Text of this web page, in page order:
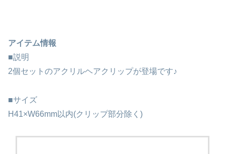
アイテム情報
■説明
2個セットのアクリルヘアクリップが登場です♪
■サイズ
H41×W66mm以内(クリップ部分除く)